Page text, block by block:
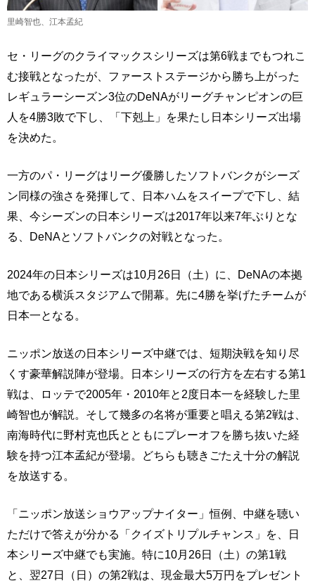
里崎智也、江本孟紀
セ・リーグのクライマックスシリーズは第6戦までもつれこ
む接戦となったが、ファーストステージから勝ち上がった
レギュラーシーズン3位のDeNAがリーグチャンピオンの巨
人を4勝3敗で下し、「下剋上」を果たし日本シリーズ出場
を決めた。
一方のパ・リーグはリーグ優勝したソフトバンクがシーズ
ン同様の強さを発揮して、日本ハムをスイープで下し、結
果、今シーズンの日本シリーズは2017年以来7年ぶりとな
る、DeNAとソフトバンクの対戦となった。
2024年の日本シリーズは10月26日（土）に、DeNAの本拠
地である横浜スタジアムで開幕。先に4勝を挙げたチームが
日本一となる。
ニッポン放送の日本シリーズ中継では、短期決戦を知り尽
くす豪華解説陣が登場。日本シリーズの行方を左右する第1
戦は、ロッテで2005年・2010年と2度日本一を経験した里
崎智也が解説。そして幾多の名将が重要と唱える第2戦は、
南海時代に野村克也氏とともにプレーオフを勝ち抜いた経
験を持つ江本孟紀が登場。どちらも聴きごたえ十分の解説
を放送する。
「ニッポン放送ショウアップナイター」恒例、中継を聴い
ただけで答えが分かる「クイズトリプルチャンス」を、日
本シリーズ中継でも実施。特に10月26日（土）の第1戦
と、翌27日（日）の第2戦は、現金最大5万円をプレゼント